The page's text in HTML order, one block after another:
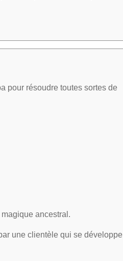
pour résoudre toutes sortes de
ancestral.
une clientèle qui se développe